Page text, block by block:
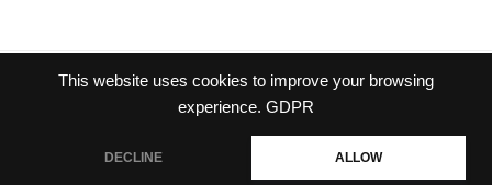
This website uses cookies to improve your browsing
experience. GDPR
DECLINE ALLOW
ภูมิใจนำเสนอโดย WordPress